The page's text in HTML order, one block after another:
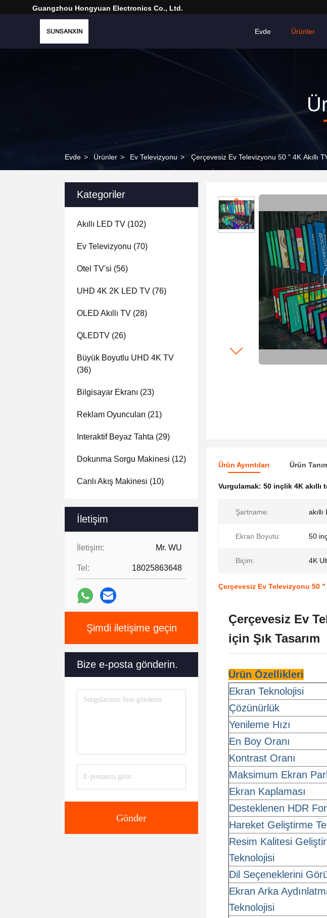
Guangzhou Hongyuan Electronics Co., Ltd.
Evde Ürünler
Evde > Ürünler > Ev Televizyonu > Çerçevesiz Ev Televizyonu 50 " 4K Akıllı
Kategoriler
Akıllı LED TV (102)
Ev Televizyonu (70)
Otel TV'si (56)
UHD 4K 2K LED TV (76)
OLED Akıllı TV (28)
QLEDTV (26)
Büyük Boyutlu UHD 4K TV
(36)
Bilgisayar Ekranı (23)
Reklam Oyuncuları (21)
Interaktif Beyaz Tahta (29)
Dokunma Sorgu Makinesi (12)
Canlı Akış Makinesi (10)
İletişim
İletişim: Mr. WU
Tel: 18025863648
Şimdi iletişime geçin
Bize e-posta gönderin.
Gönder
Ürün Ayrıntıları Ürün
Vurgulamak: 50 inçlik 4K akıllı
Şartname:
Ekran Boyutu: 50
Biçim: 4K
Çerçevesiz Ev Televizyonu 50 "
Çerçevesiz Ev
için Şık Tasarım
Ürün Özellikleri
Ekran Teknolojisi
Çözünürlük
Yenileme Hızı
En Boy Oranı
Kontrast Oranı
Maksimum Ekran
Ekran Kaplaması
Desteklenen HDR
Hareket Geliştirme
Resim Kalitesi
Teknolojisi
Dil Seçeneklerini
Ekran Arka
Teknolojisi